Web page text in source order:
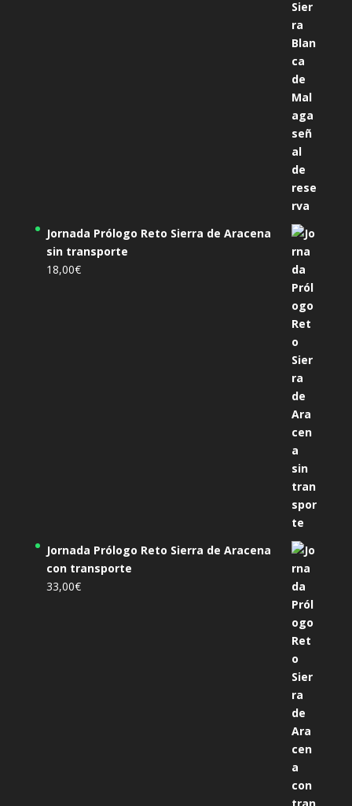
Jornada Prólogo Reto Sierra de Aracena
sin transporte
18,00€
Jornada Prólogo Reto Sierra de Aracena
con transporte
33,00€